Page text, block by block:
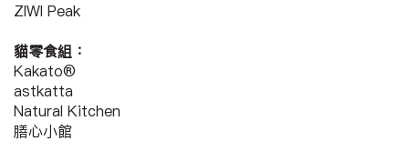
ZIWI Peak
貓零食組：
Kakato®
astkatta
Natural Kitchen
膳心小館